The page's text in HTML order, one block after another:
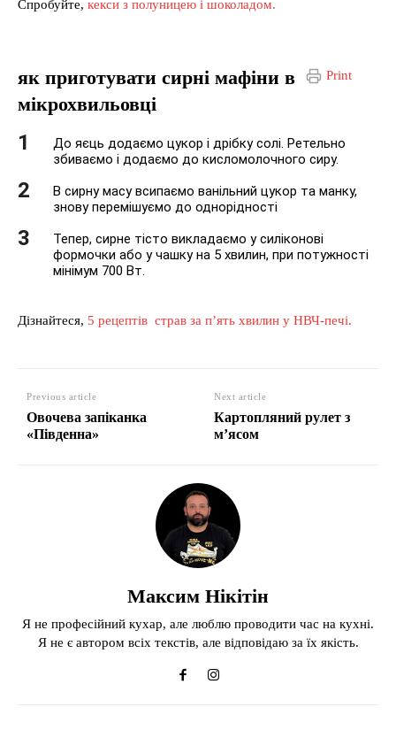
Спробуйте, кекси з полуницею і шоколадом.
Print
як приготувати сирні мафіни в
мікрохвильовці
До яєць додаємо цукор і дрібку солі. Ретельно
збиваємо і додаємо до кисломолочного сиру.
В сирну масу всипаємо ванільний цукор та манку,
знову перемішуємо до однорідності
Тепер, сирне тісто викладаємо у силіконові
формочки або у чашку на 5 хвилин, при потужності
мінімум 700 Вт.
Дізнайтеся, 5 рецептів страв за п’ять хвилин у НВЧ-печі.
Previous article
Овочева запіканка
«Південна»
Next article
Картопляний рулет з
м’ясом
Максим Нікітін
Я не професійний кухар, але люблю проводити час на кухні.
Я не є автором всіх текстів, але відповідаю за їх якість.